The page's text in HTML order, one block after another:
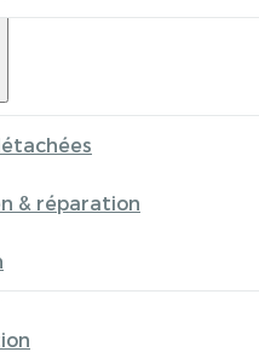
& réparation